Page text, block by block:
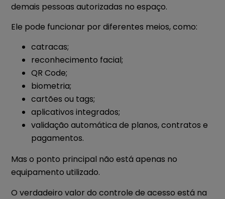
demais pessoas autorizadas no espaço.
Ele pode funcionar por diferentes meios, como:
catracas;
reconhecimento facial;
QR Code;
biometria;
cartões ou tags;
aplicativos integrados;
validação automática de planos, contratos e
pagamentos.
Mas o ponto principal não está apenas no
equipamento utilizado.
O verdadeiro valor do controle de acesso está na